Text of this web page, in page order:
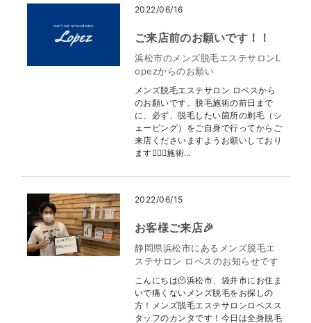
2022/06/16
ご来店前のお願いです！！
浜松市のメンズ脱毛エステサロンL
opezからのお願い
メンズ脱毛エステサロン ロペスから
のお願いです。脱毛施術の前日まで
に、必ず、脱毛したい箇所の剃毛（シ
ェービング）をご自身で行ってからご
来店くださいますようお願いしており
ます🙇🏻‍♂️施術...
2022/06/15
お客様ご来店🎉
静岡県浜松市にあるメンズ脱毛エ
ステサロン ロペスのお知らせです
こんにちは🫠浜松市、袋井市にお住ま
いで痛くないメンズ脱毛をお探しの
方！メンズ脱毛エステサロンロペスス
タッフのカンタです！今日は全身脱毛